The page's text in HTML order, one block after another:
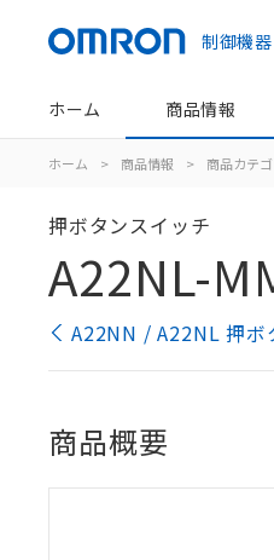
制御機器
ホーム 商品情報
ホーム > 商品情報 > 商品カテゴ
押ボタンスイッチ
A22NL-
A22NN / A22NL 押ボ
商品概要